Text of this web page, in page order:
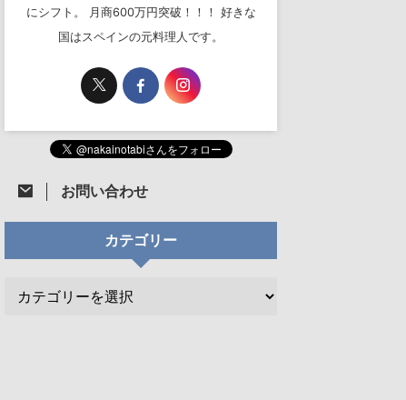
にシフト。 月商600万円突破！！！ 好きな
国はスペインの元料理人です。
お問い合わせ
カテゴリー